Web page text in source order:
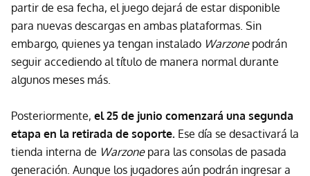
partir de esa fecha, el juego dejará de estar disponible
para nuevas descargas en ambas plataformas. Sin
embargo, quienes ya tengan instalado Warzonepodrán
seguir accediendo al título de manera normal durante
algunos meses más.
Posteriormente, el 25 de junio comenzará una segunda
etapa en la retirada de soporte. Ese día se desactivará la
tienda interna de Warzonepara las consolas de pasada
generación. Aunque los jugadores aún podrán ingresar a